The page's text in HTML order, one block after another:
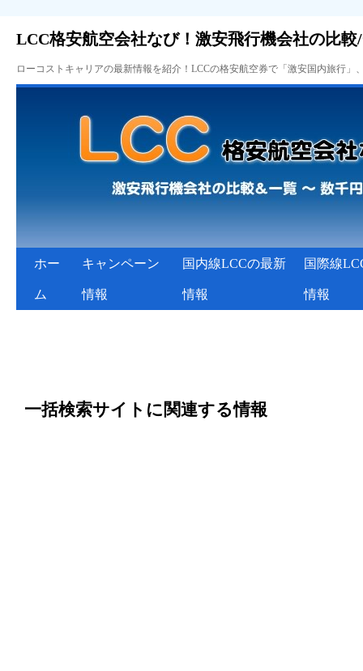
LCC格安航空会社なび！激安飛行機会社の比較
ローコストキャリアの最新情報を紹介！LCCの格安航空券で「激安国内旅行
ホー
ム
キャンペーン
情報
国内線LCCの最新
情報
国際線
情報
一括検索サイトに関連する情報